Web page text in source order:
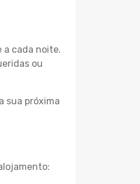
a cada noite.
ou
sua próxima